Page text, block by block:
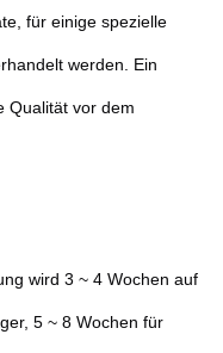
für einige spezielle
werden. Ein
Qualität vor dem
wird 3 ~ 4 Wochen auf
5 ~ 8 Wochen für